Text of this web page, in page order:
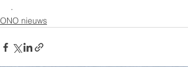
.
ONO nieuws